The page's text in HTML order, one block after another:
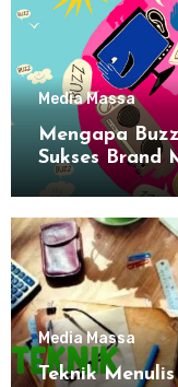
Media Massa
Mengapa
Sukses Brand
Media Massa
Teknik